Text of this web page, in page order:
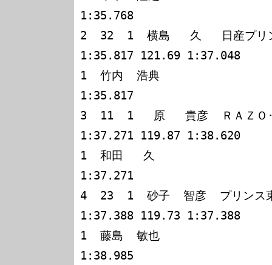
1:35.768
2  32  1  横島   久   日産プリン
1:35.817 121.69 1:37.048
1  竹内  浩典
1:35.817
3  11  1   原   貴彦  ＲＡＺＯ･
1:37.271 119.87 1:38.620
1  和田   久
1:37.271
4  23  1  砂子  智彦  プリンス東
1:37.388 119.73 1:37.388
1  藤島  敏也
1:38.985